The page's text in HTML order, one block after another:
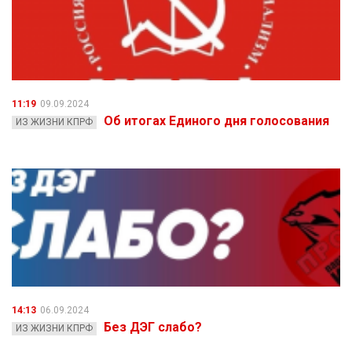
11:19 09.09.2024
ИЗ ЖИЗНИ КПРФ
Об итогах Единого дня голосования
14:13 06.09.2024
ИЗ ЖИЗНИ КПРФ
Без ДЭГ слабо?